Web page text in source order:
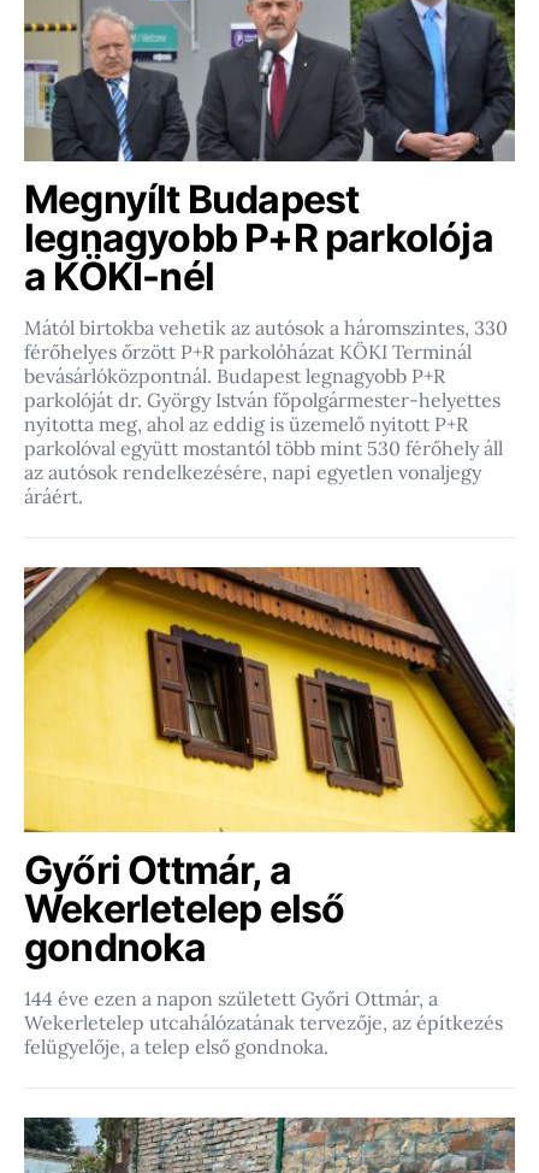
Megnyílt Budapest
legnagyobb P+R parkolója
a KÖKI-nél
Mától birtokba vehetik az autósok a háromszintes, 330
férőhelyes őrzött P+R parkolóházat KÖKI Terminál
bevásárlóközpontnál. Budapest legnagyobb P+R
parkolóját dr. György István főpolgármester-helyettes
nyitotta meg, ahol az eddig is üzemelő nyitott P+R
parkolóval együtt mostantól több mint 530 férőhely áll
az autósok rendelkezésére, napi egyetlen vonaljegy
áráért.
Győri Ottmár, a
Wekerletelep első
gondnoka
144 éve ezen a napon született Győri Ottmár, a
Wekerletelep utcahálózatának tervezője, az építkezés
felügyelője, a telep első gondnoka.